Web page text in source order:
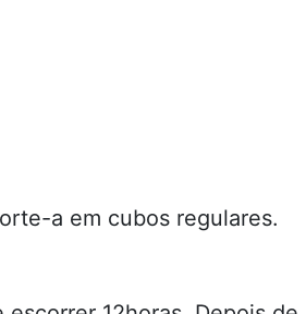
a em cubos regulares.